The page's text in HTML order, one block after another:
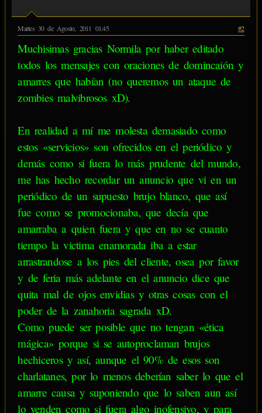
Martes 30 de Agosto, 2011 01:45 #2
Muchisimas gracias Normila por haber editado
todos los mensajes con oraciones de domincaión y
amarres que habían (no queremos un ataque de
zombies malvibrosos xD).
En realidad a mí me molesta demasiado como
estos «servicios» son ofrecidos en el periódico y
demás como si fuera lo más prudente del mundo,
me has hecho recordar un anuncio que vi en un
periódico de un supuesto brujo blanco, que así
fue como se promocionaba, que decía que
amarraba a quien fuera y que en no se cuanto
tiempo la victima enamorada iba a estar
arrastrandose a los pies del cliente, osea por favor
y de feria más adelante en el anuncio dice que
quita mal de ojos envidias y otras cosas con el
poder de la zanahoria sagrada xD.
Como puede ser posible que no tengan «ética
mágica» porque si se autoproclaman brujos
hechiceros y así, aunque el 90% de esos son
charlatanes, por lo menos deberían saber lo que el
amarre causa y suponiendo que lo saben aun así
lo venden como si fuera algo inofensivo, y para